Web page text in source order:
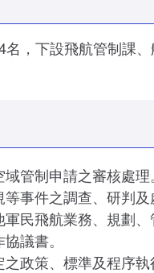
，下設飛航管制課
管制申請之審核處理。
事件之調查、研判及
民飛航業務、規劃、
議書。
政策、標準及程序